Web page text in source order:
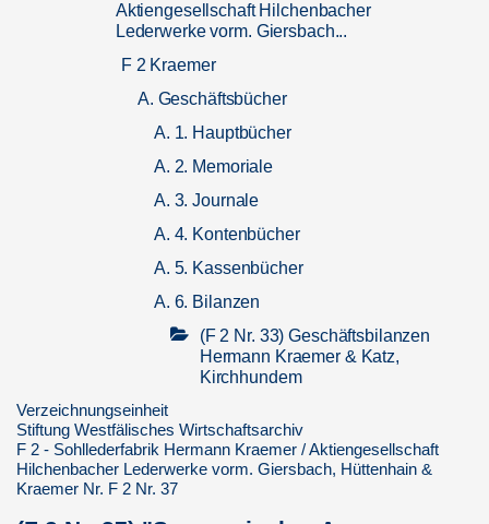
Aktiengesellschaft Hilchenbacher
Lederwerke vorm. Giersbach...
F 2 Kraemer
A. Geschäftsbücher
A. 1. Hauptbücher
A. 2. Memoriale
A. 3. Journale
A. 4. Kontenbücher
A. 5. Kassenbücher
A. 6. Bilanzen
(F 2 Nr. 33) Geschäftsbilanzen
Hermann Kraemer & Katz,
Kirchhundem
Friedrich Müller & Cie,
Gerberei, Hilchenbach
Verzeichnungseinheit
Stiftung Westfälisches Wirtschaftsarchiv
F 2 - Sohllederfabrik Hermann Kraemer / Aktiengesellschaft
Hilchenbacher Lederwerke vorm. Giersbach, Hüttenhain &
Kraemer Nr. F 2 Nr. 37